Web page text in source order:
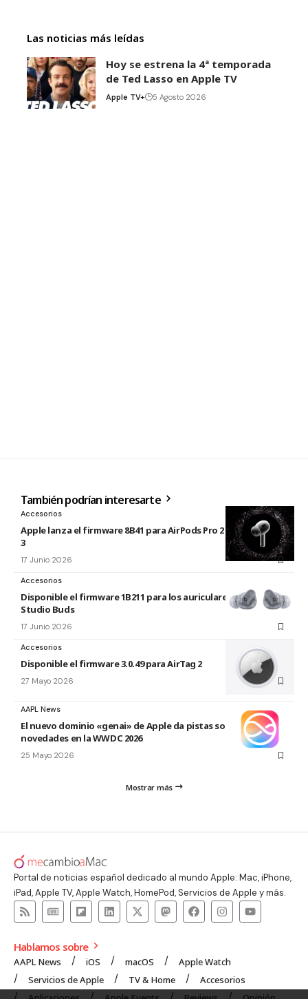
Las noticias más leídas
Hoy se estrena la 4ª temporada
de Ted Lasso en Apple TV
Apple TV+ 5 Agosto 2026
También podrían interesarte
Accesorios
Apple lanza el firmware 8B41 para AirPods Pro 2 y AirPods Pro
3
17 Junio 2026
Accesorios
Disponible el firmware 1B211 para los auriculares Beats
Studio Buds
17 Junio 2026
Accesorios
Disponible el firmware 3.0.49 para AirTag 2
27 Mayo 2026
AAPL News
El nuevo dominio «genai» de Apple da pistas sobre las
novedades en la WWDC 2026
25 Mayo 2026
Mostrar más
Portal de noticias español dedicado al mundo Apple: Mac, iPhone,
iPad, Apple TV, Apple Watch, HomePod, Servicios de Apple y más.
Hablamos sobre
AAPL News iOS macOS
Apple Watch
Servicios de Apple
TV & Home
Accesorios